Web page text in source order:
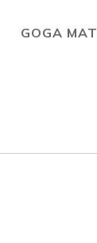
GOGA MAT